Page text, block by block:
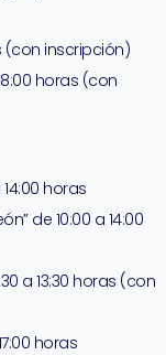
(con inscripción)
horas (con
horas
de 10:00 a 14:00
a 13:30 horas (con
horas